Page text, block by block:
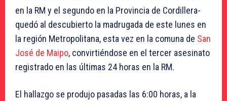
en la RM y el segundo en la Provincia de Cordillera-
quedó al descubierto la madrugada de este lunes en
la región Metropolitana, esta vez en la comuna de San
José de Maipo, convirtiéndose en el tercer asesinato
registrado en las últimas 24 horas en la RM.
El hallazgo se produjo pasadas las 6:00 horas, a la